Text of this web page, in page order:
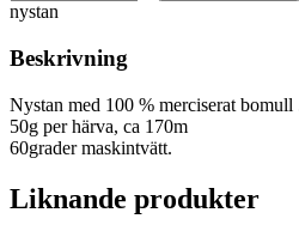
nystan
Beskrivning
Nystan med 100 % merciserat bomull
50g per härva, ca 170m
60grader maskintvätt.
Liknande produkter